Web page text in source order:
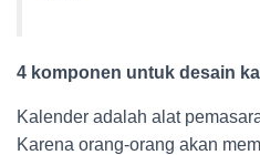
4 komponen untuk desain
Kalender adalah alat
Karena orang-orang akan